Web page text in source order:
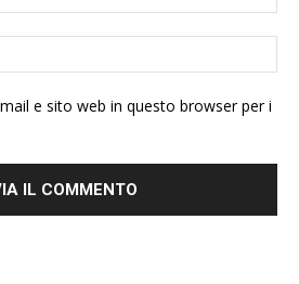
e sito web in questo browser per i